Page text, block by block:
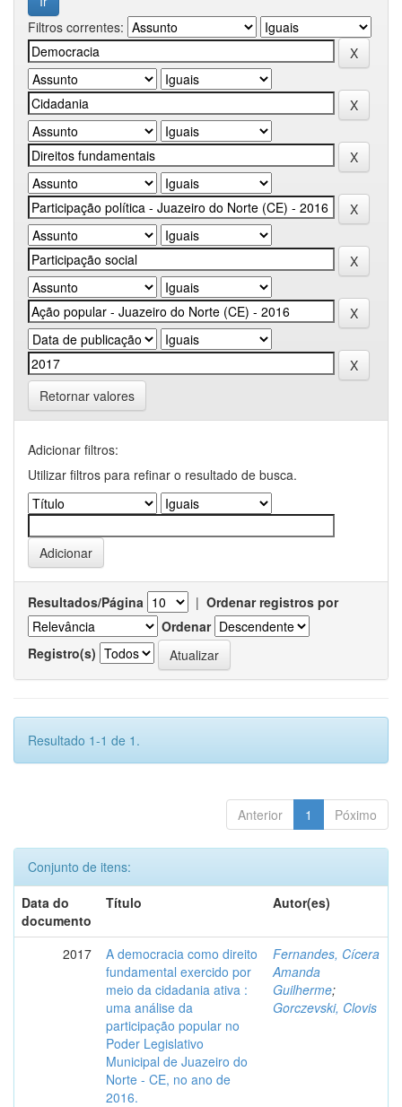
Filtros correntes:
Retornar valores
Adicionar filtros:
Utilizar filtros para refinar o resultado de busca.
Resultados/Página | Ordenar registros por
Ordenar
Registro(s)
Resultado 1-1 de 1.
Anterior 1 Póximo
Conjunto de itens:
Data do
documento
Título Autor(es)
2017
A democracia como direito
fundamental exercido por
meio da cidadania ativa :
uma análise da
participação popular no
Poder Legislativo
Municipal de Juazeiro do
Norte - CE, no ano de
2016.
Fernandes, Cícera
Amanda
Guilherme;
Gorczevski, Clovis